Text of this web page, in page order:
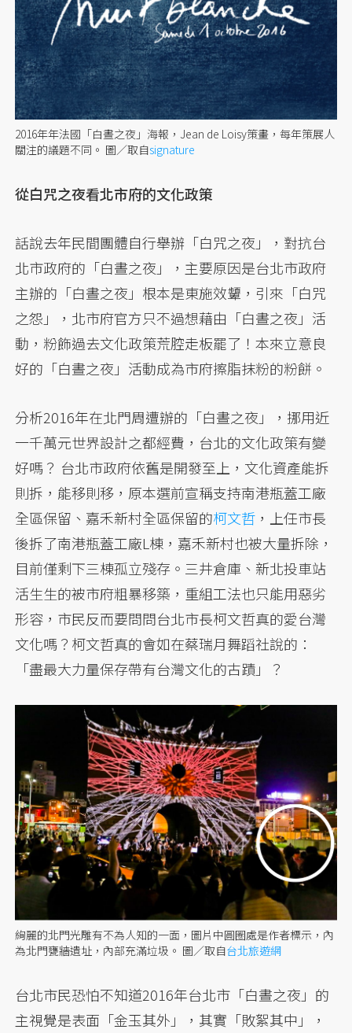
2016年年法國「白晝之夜」海報，Jean de Loisy策畫，每年策展人
關注的議題不同。 圖／取自signature
從白咒之夜看北市府的文化政策
話說去年民間團體自行舉辦「白咒之夜」，對抗台
北市政府的「白晝之夜」，主要原因是台北市政府
主辦的「白晝之夜」根本是東施效顰，引來「白咒
之怨」，北市府官方只不過想藉由「白晝之夜」活
動，粉飾過去文化政策荒腔走板罷了！本來立意良
好的「白晝之夜」活動成為市府擦脂抹粉的粉餅。
分析2016年在北門周遭辦的「白晝之夜」，挪用近
一千萬元世界設計之都經費，台北的文化政策有變
好嗎？ 台北市政府依舊是開發至上，文化資產能拆
則拆，能移則移，原本選前宣稱支持南港瓶蓋工廠
全區保留、嘉禾新村全區保留的柯文哲 ，上任市長
後拆了南港瓶蓋工廠L棟，嘉禾新村也被大量拆除，
目前僅剩下三棟孤立殘存。三井倉庫、新北投車站
活生生的被市府粗暴移築，重組工法也只能用惡劣
形容，市民反而要問問台北市長柯文哲真的愛台灣
文化嗎？柯文哲真的會如在蔡瑞月舞蹈社說的：
「盡最大力量保存帶有台灣文化的古蹟」？
絢麗的北門光雕有不為人知的一面，圖片中圓圈處是作者標示，內
為北門甕牆遺址，內部充滿垃圾。 圖／取自台北旅遊網
台北市民恐怕不知道2016年台北市「白晝之夜」的
主視覺是表面「金玉其外」，其實「敗絮其中」，